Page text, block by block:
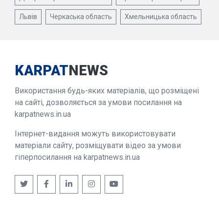
Львів Черкаська область Хмельницька область
KARPATNEWS
Використання будь-яких матеріалів, що розміщені
на сайті, дозволяється за умови посилання на
karpatnews.in.ua
Інтернет-видання можуть використовувати
матеріали сайту, розміщувати відео за умови
гіперпосилання на karpatnews.in.ua